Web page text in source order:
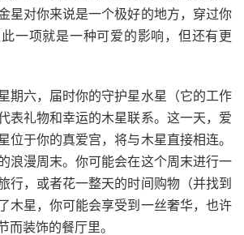
星对你来说是一个极好的地方，穿过你
一项就是一种可爱的影响，但还有更
期六，届时你的守护星水星（它的工作
表礼物和幸运的木星联系。这一天，爱
于你的真爱宫，将与木星直接相连。
浪漫周末。你可能会在这个周末进行一
行，或者花一整天的时间购物（并找到
木星，你可能会享受到一丝奢华，也许
而装饰的餐厅里。